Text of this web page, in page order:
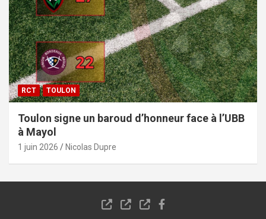
RCT TOULON
Toulon signe un baroud d’honneur face à l’UBB
à Mayol
1 juin 2026 Nicolas Dupre